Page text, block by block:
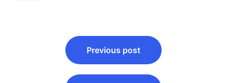
navigation
Previous post